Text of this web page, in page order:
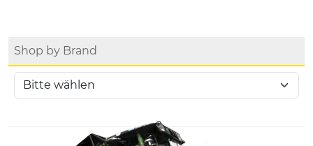
Shop by Brand